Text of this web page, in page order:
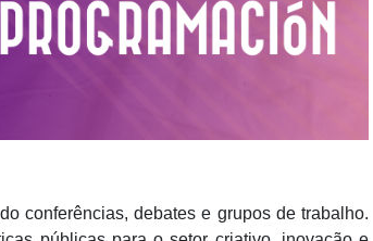
conferências, debates e grupos de trabalho.